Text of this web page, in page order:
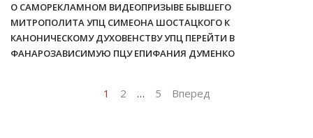
О САМОРЕКЛАМНОМ ВИДЕОПРИЗЫВЕ БЫВШЕГО
МИТРОПОЛИТА УПЦ СИМЕОНА ШОСТАЦКОГО К
КАНОНИЧЕСКОМУ ДУХОВЕНСТВУ УПЦ ПЕРЕЙТИ В
ФАНАРОЗАВИСИМУЮ ПЦУ ЕПИФАНИЯ ДУМЕНКО
1 2 … 5 Вперед